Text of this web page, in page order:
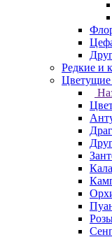
Редкие и
Цветущие